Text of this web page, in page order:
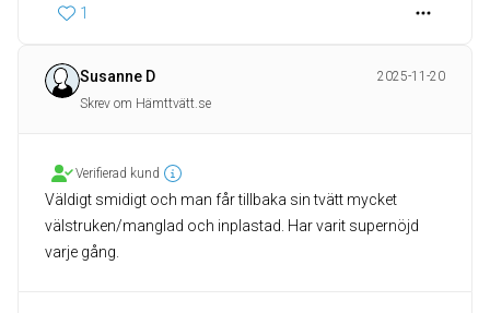
1
Susanne D
2025-11-20
Skrev om Hämttvätt.se
Verifierad kund
Väldigt smidigt och man får tillbaka sin tvätt mycket
välstruken/manglad och inplastad. Har varit supernöjd
varje gång.